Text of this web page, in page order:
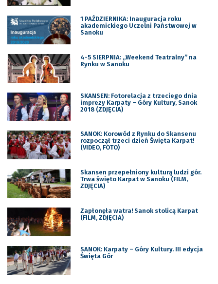
1 PAŹDZIERNIKA: Inauguracja roku
akademickiego Uczelni Państwowej w
Sanoku
4-5 SIERPNIA: „Weekend Teatralny” na
Rynku w Sanoku
SKANSEN: Fotorelacja z trzeciego dnia
imprezy Karpaty – Góry Kultury, Sanok
2018 (ZDJĘCIA)
SANOK: Korowód z Rynku do Skansenu
rozpoczął trzeci dzień Święta Karpat!
(VIDEO, FOTO)
Skansen przepełniony kulturą ludzi gór.
Trwa święto Karpat w Sanoku (FILM,
ZDJĘCIA)
Zapłonęła watra! Sanok stolicą Karpat
(FILM, ZDJĘCIA)
SANOK: Karpaty – Góry Kultury. III edycja
Święta Gór